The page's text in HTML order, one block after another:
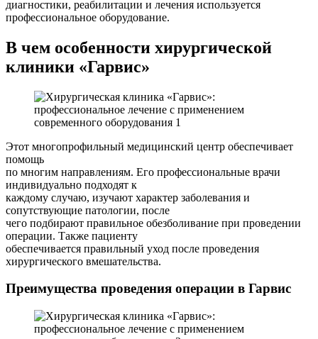
диагностики, реабилитации и лечения используется
профессиональное оборудование.
В чем особенности хирургической
клиники «Гарвис»
Этот многопрофильный медицинский центр обеспечивает
помощь
по многим направлениям. Его профессиональные врачи
индивидуально подходят к
каждому случаю, изучают характер заболевания и
сопутствующие патологии, после
чего подбирают правильное обезболивание при проведении
операции. Также пациенту
обеспечивается правильный уход после проведения
хирургического вмешательства.
Преимущества проведения операции в Гарвис